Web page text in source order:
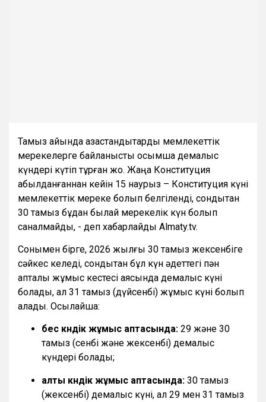
Тамыз айында қазақстандықтарды мемлекеттік
мерекелерге байланысты қосымша демалыс
күндері күтіп тұрған жоқ. Жаңа Конституция
қабылданғаннан кейін 15 наурыз – Конституция күні
мемлекеттік мереке болып белгіленді, сондықтан
30 тамыз бұдан былай мерекелік күн болып
саналмайды, - деп хабарлайды Almaty.tv.
Сонымен бірге, 2026 жылғы 30 тамыз жексенбіге
сәйкес келеді, сондықтан бұл күн әдеттегі пән
апталық жұмыс кестесі аясында демалыс күні
болады, ал 31 тамыз (дүйсенбі) жұмыс күні болып
қалады. Осылайша:
бес күндік жұмыс аптасында: 29 және 30
тамыз (сенбі және жексенбі) демалыс
күндері болады;
алты күндік жұмыс аптасында: 30 тамыз
(жексенбі) демалыс күні, ал 29 мен 31 тамыз